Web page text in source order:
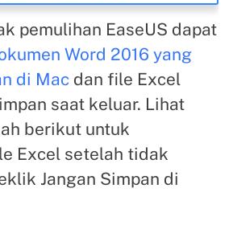
pemulihan EaseUS dapat
Word 2016 yang
di Macdan file Excel
saat keluar. Lihat
berikut untuk
Excel setelah tidak
Jangan Simpan di